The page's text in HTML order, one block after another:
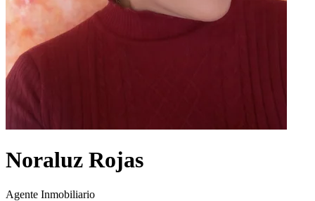
Noraluz Rojas
Agente Inmobiliario